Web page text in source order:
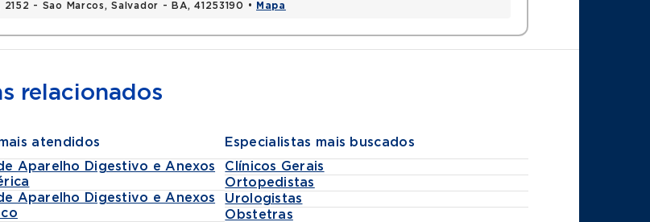
2152 - Sao Marcos, Salvador - BA, 41253190 • Mapa
relacionados
atendidos
Aparelho Digestivo e Anexos
Aparelho Digestivo e Anexos
Especialistas mais buscados
Clínicos Gerais
Ortopedistas
Urologistas
Obstetras